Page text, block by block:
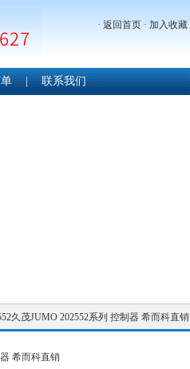
· 返回首页 · 加入收藏
| 联系我们
久茂JUMO 202552系列 控制器 希而科直销
希而科直销